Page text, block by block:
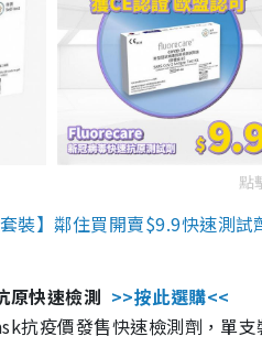
點
裝】鄰住買開賣$9.9快速測
原快速檢測 >>按此選購<<
抗疫價發售快速檢測劑，單